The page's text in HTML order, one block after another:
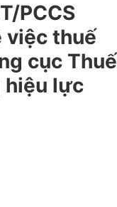
PCCS
việc thuế
cục Thuế
hiệu lực